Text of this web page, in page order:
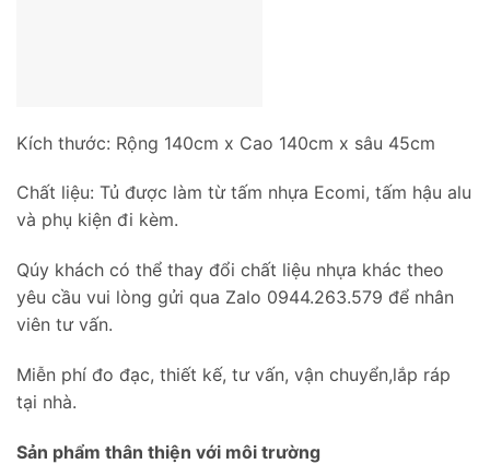
Kích thước: Rộng 140cm x Cao 140cm x sâu 45cm
Chất liệu: Tủ được làm từ tấm nhựa Ecomi, tấm hậu alu
và phụ kiện đi kèm.
Qúy khách có thể thay đổi chất liệu nhựa khác theo
yêu cầu vui lòng gửi qua Zalo 0944.263.579 để nhân
viên tư vấn.
Miễn phí đo đạc, thiết kế, tư vấn, vận chuyển,lắp ráp
tại nhà.
Sản phẩm thân thiện với môi trường